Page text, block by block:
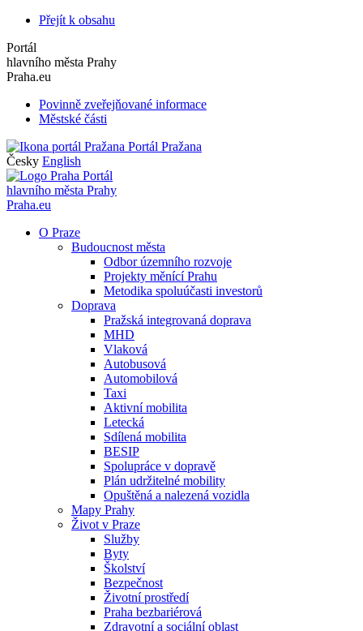
Přejít k obsahu
Portál
hlavního města Prahy
Praha.eu
Povinně zveřejňované informace
Městské části
Portál Pražana
Česky English
Portál
hlavního města Prahy
Praha.eu
O Praze
Budoucnost města
Odbor územního rozvoje
Projekty měnící Prahu
Metodika spoluúčasti investorů
Doprava
Pražská integrovaná doprava
MHD
Vlaková
Autobusová
Automobilová
Taxi
Aktivní mobilita
Letecká
Sdílená mobilita
BESIP
Spolupráce v dopravě
Plán udržitelné mobility
Opuštěná a nalezená vozidla
Mapy Prahy
Život v Praze
Služby
Byty
Školství
Bezpečnost
Životní prostředí
Praha bezbariérová
Zdravotní a sociální oblast